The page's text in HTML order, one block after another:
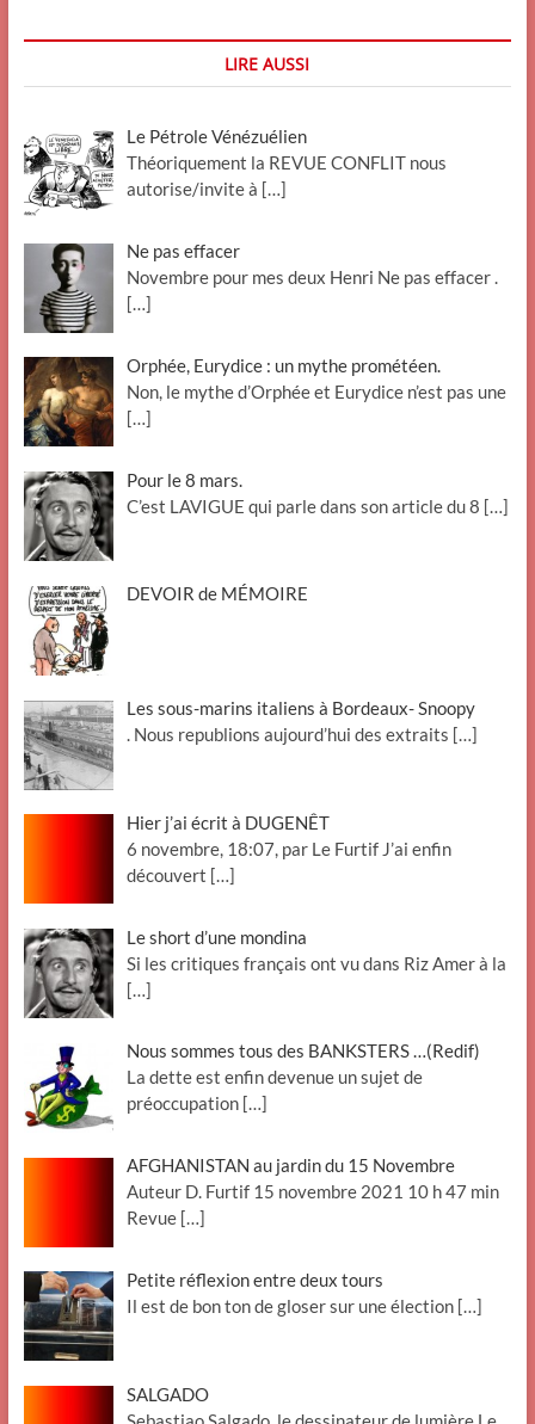
LIRE AUSSI
Le Pétrole Vénézuélien
Théoriquement la REVUE CONFLIT nous
autorise/invite à […]
Ne pas effacer
Novembre pour mes deux Henri Ne pas effacer .
[…]
Orphée, Eurydice : un mythe prométéen.
Non, le mythe d’Orphée et Eurydice n’est pas une
[…]
Pour le 8 mars.
C’est LAVIGUE qui parle dans son article du 8 […]
DEVOIR de MÉMOIRE
Les sous-marins italiens à Bordeaux- Snoopy
. Nous republions aujourd’hui des extraits […]
Hier j’ai écrit à DUGENÊT
6 novembre, 18:07, par Le Furtif J’ai enfin
découvert […]
Le short d’une mondina
Si les critiques français ont vu dans Riz Amer à la
[…]
Nous sommes tous des BANKSTERS …(Redif)
La dette est enfin devenue un sujet de
préoccupation […]
AFGHANISTAN au jardin du 15 Novembre
Auteur D. Furtif 15 novembre 2021 10 h 47 min
Revue […]
Petite réflexion entre deux tours
Il est de bon ton de gloser sur une élection […]
SALGADO